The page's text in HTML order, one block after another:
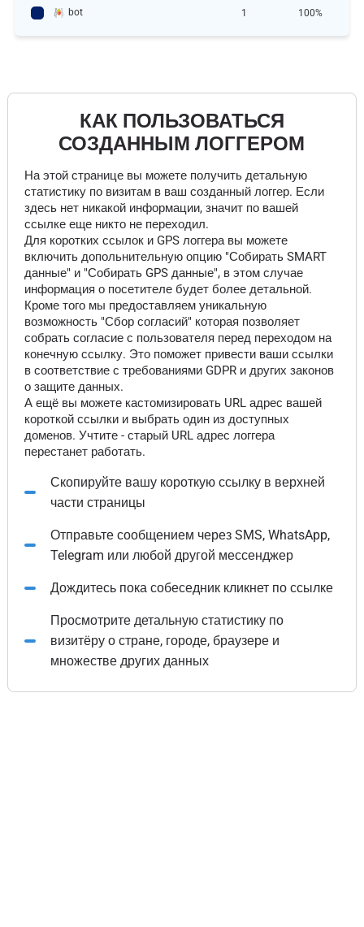
bot 1 100%
КАК ПОЛЬЗОВАТЬСЯ
СОЗДАННЫМ ЛОГГЕРОМ
На этой странице вы можете получить детальную
статистику по визитам в ваш созданный логгер. Если
здесь нет никакой информации, значит по вашей
ссылке еще никто не переходил.
Для коротких ссылок и GPS логгера вы можете
включить допольнительную опцию "Собирать SMART
данные" и "Собирать GPS данные", в этом случае
информация о посетителе будет более детальной.
Кроме того мы предоставляем уникальную
возможность "Сбор согласий" которая позволяет
собрать согласие с пользователя перед переходом на
конечную ссылку. Это поможет привести ваши ссылки
в соответствие с требованиями GDPR и других законов
о защите данных.
А ещё вы можете кастомизировать URL адрес вашей
короткой ссылки и выбрать один из доступных
доменов. Учтите - старый URL адрес логгера
перестанет работать.
Скопируйте вашу короткую ссылку в верхней
части страницы
Отправьте сообщением через SMS, WhatsApp,
Telegram или любой другой мессенджер
Дождитесь пока собеседник кликнет по ссылке
Просмотрите детальную статистику по
визитёру о стране, городе, браузере и
множестве других данных